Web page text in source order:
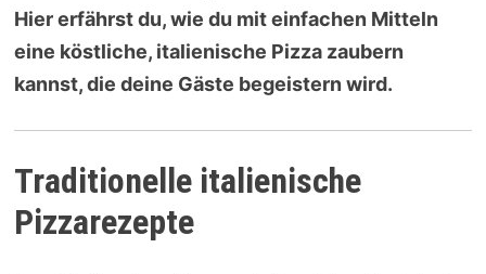
Hier erfährst du, wie du mit einfachen Mitteln
eine köstliche, italienische Pizza zaubern
kannst, die deine Gäste begeistern wird.
Traditionelle italienische
Pizzarezepte